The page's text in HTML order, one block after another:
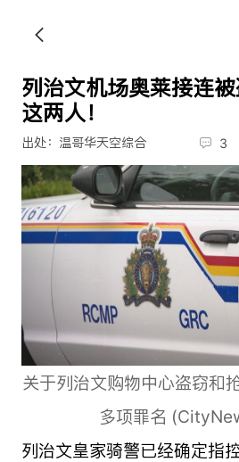
列治文机场奥莱接连
这两人！
出处：温哥华天空综合 3
关于列治文购物中心盗窃和
多项罪名
列治文皇家骑警已经确定指